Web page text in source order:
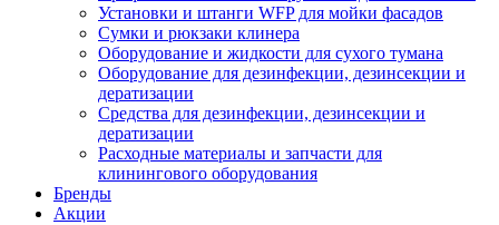
Установки и штанги WFP для мойки фасадов
Сумки и рюкзаки клинера
Оборудование и жидкости для сухого тумана
Оборудование для дезинфекции, дезинсекции и
дератизации
Средства для дезинфекции, дезинсекции и
дератизации
Расходные материалы и запчасти для
клинингового оборудования
Бренды
Акции